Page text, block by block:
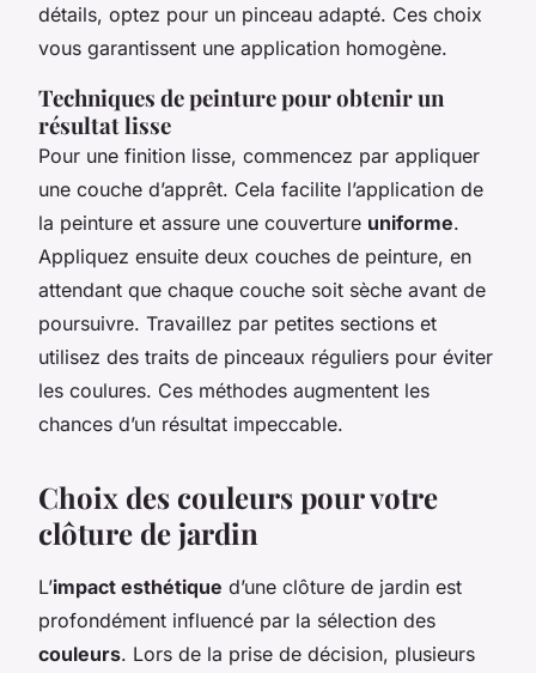
détails, optez pour un pinceau adapté. Ces choix
vous garantissent une application homogène.
Techniques de peinture pour obtenir un
résultat lisse
Pour une finition lisse, commencez par appliquer
une couche d’apprêt. Cela facilite l’application de
la peinture et assure une couverture uniforme.
Appliquez ensuite deux couches de peinture, en
attendant que chaque couche soit sèche avant de
poursuivre. Travaillez par petites sections et
utilisez des traits de pinceaux réguliers pour éviter
les coulures. Ces méthodes augmentent les
chances d’un résultat impeccable.
Choix des couleurs pour votre
clôture de jardin
L’impact esthétique d’une clôture de jardin est
profondément influencé par la sélection des
couleurs. Lors de la prise de décision, plusieurs